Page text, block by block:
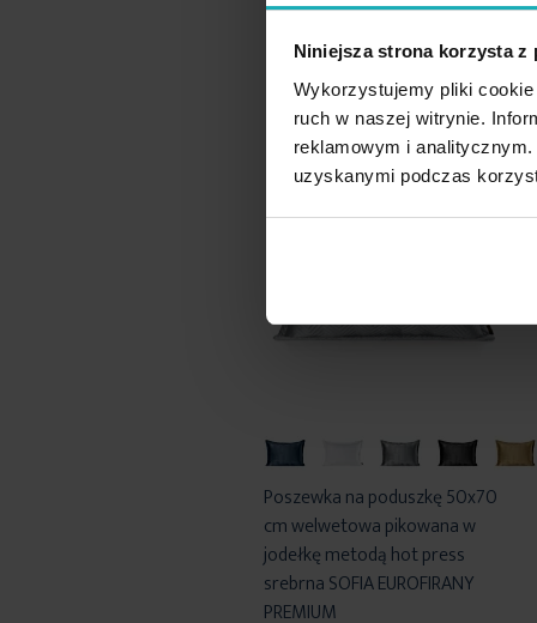
Niniejsza strona korzysta z
Wykorzystujemy pliki
ruch w naszej witrynie.
reklamowym i
uzyskanymi podczas
Poszewka na poduszkę 50x70
cm welwetowa pikowana w
jodełkę metodą hot press
srebrna SOFIA EUROFIRANY
PREMIUM